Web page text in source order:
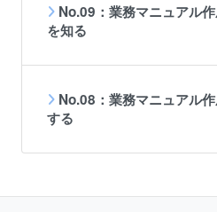
No.09：業務マニュアル
を知る
No.08：業務マニュアル
する